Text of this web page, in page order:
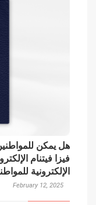
هل يمكن
الإلكترونية
February 12, 2025